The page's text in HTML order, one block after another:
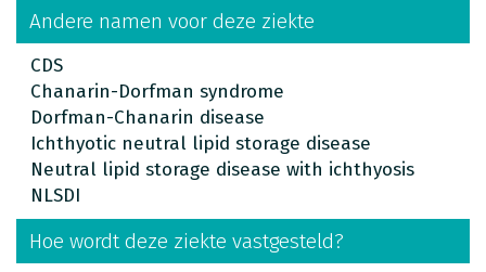
Andere namen voor deze ziekte
CDS
Chanarin-Dorfman syndrome
Dorfman-Chanarin disease
Ichthyotic neutral lipid storage disease
Neutral lipid storage disease with ichthyosis
NLSDI
Hoe wordt deze ziekte vastgesteld?